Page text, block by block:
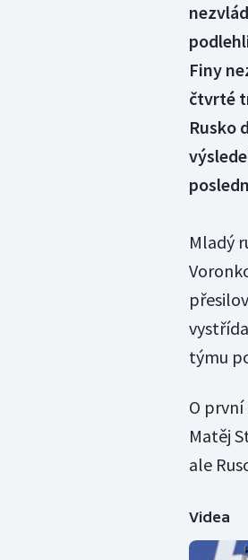
Finy
čtvrté
Rusko
Mladý
týmu
O
Matěj
ale
Videa